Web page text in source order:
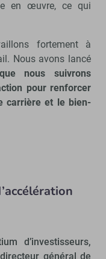
en œuvre, ce qui
fortement à
Nous avons lancé
nous suivrons
pour renforcer
carrière et le bien-
d’investisseurs,
général de